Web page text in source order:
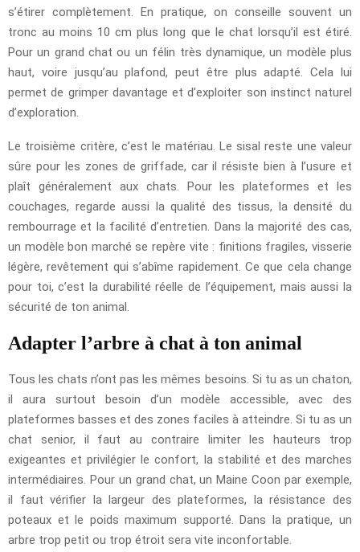
s’étirer complètement. En pratique, on conseille souvent un
tronc au moins 10 cm plus long que le chat lorsqu’il est étiré.
Pour un grand chat ou un félin très dynamique, un modèle plus
haut, voire jusqu’au plafond, peut être plus adapté. Cela lui
permet de grimper davantage et d’exploiter son instinct naturel
d’exploration.
Le troisième critère, c’est le matériau. Le sisal reste une valeur
sûre pour les zones de griffade, car il résiste bien à l’usure et
plaît généralement aux chats. Pour les plateformes et les
couchages, regarde aussi la qualité des tissus, la densité du
rembourrage et la facilité d’entretien. Dans la majorité des cas,
un modèle bon marché se repère vite : finitions fragiles, visserie
légère, revêtement qui s’abîme rapidement. Ce que cela change
pour toi, c’est la durabilité réelle de l’équipement, mais aussi la
sécurité de ton animal.
Adapter l’arbre à chat à ton animal
Tous les chats n’ont pas les mêmes besoins. Si tu as un chaton,
il aura surtout besoin d’un modèle accessible, avec des
plateformes basses et des zones faciles à atteindre. Si tu as un
chat senior, il faut au contraire limiter les hauteurs trop
exigeantes et privilégier le confort, la stabilité et des marches
intermédiaires. Pour un grand chat, un Maine Coon par exemple,
il faut vérifier la largeur des plateformes, la résistance des
poteaux et le poids maximum supporté. Dans la pratique, un
arbre trop petit ou trop étroit sera vite inconfortable.